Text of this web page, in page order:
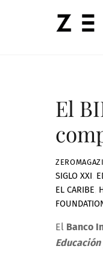
El
SIGLO XXI
EL CARIBE
El Banco